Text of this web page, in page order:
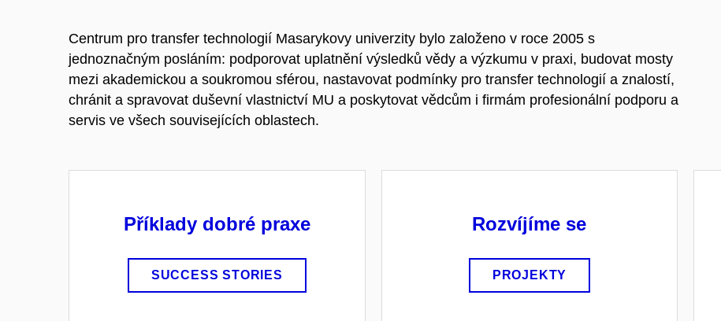
Centrum pro transfer technologií Masarykovy univerzity bylo založeno v roce 2005 s
jednoznačným posláním: podporovat uplatnění výsledků vědy a výzkumu v praxi, budovat mosty
mezi akademickou a soukromou sférou, nastavovat podmínky pro transfer technologií a znalostí,
chránit a spravovat duševní vlastnictví MU a poskytovat vědcům i firmám profesionální podporu a
servis ve všech souvisejících oblastech.
Příklady dobré praxe
SUCCESS STORIES
Rozvíjíme se
PROJEKTY